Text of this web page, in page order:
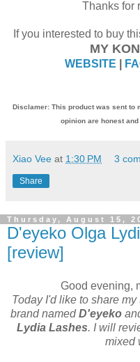
Thanks for
If you interested to buy
MY
WEBSITE
Disclamer: This product was sent to
opinion are honest
Xiao Vee at 1:30 PM 3
Share
Thursday, August 15,
D'eyeko Olga
[review]
Good evening,
Today I'd like to share
brand namedD'eyeko
Lydia Lashes. I will
mixed